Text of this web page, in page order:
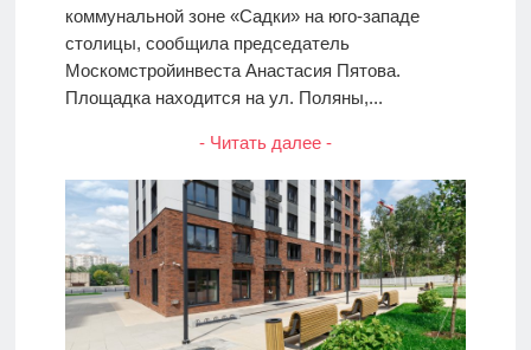
коммунальной зоне «Садки» на юго-западе
столицы, сообщила председатель
Москомстройинвеста Анастасия Пятова.
Площадка находится на ул. Поляны,...
- Читать далее -